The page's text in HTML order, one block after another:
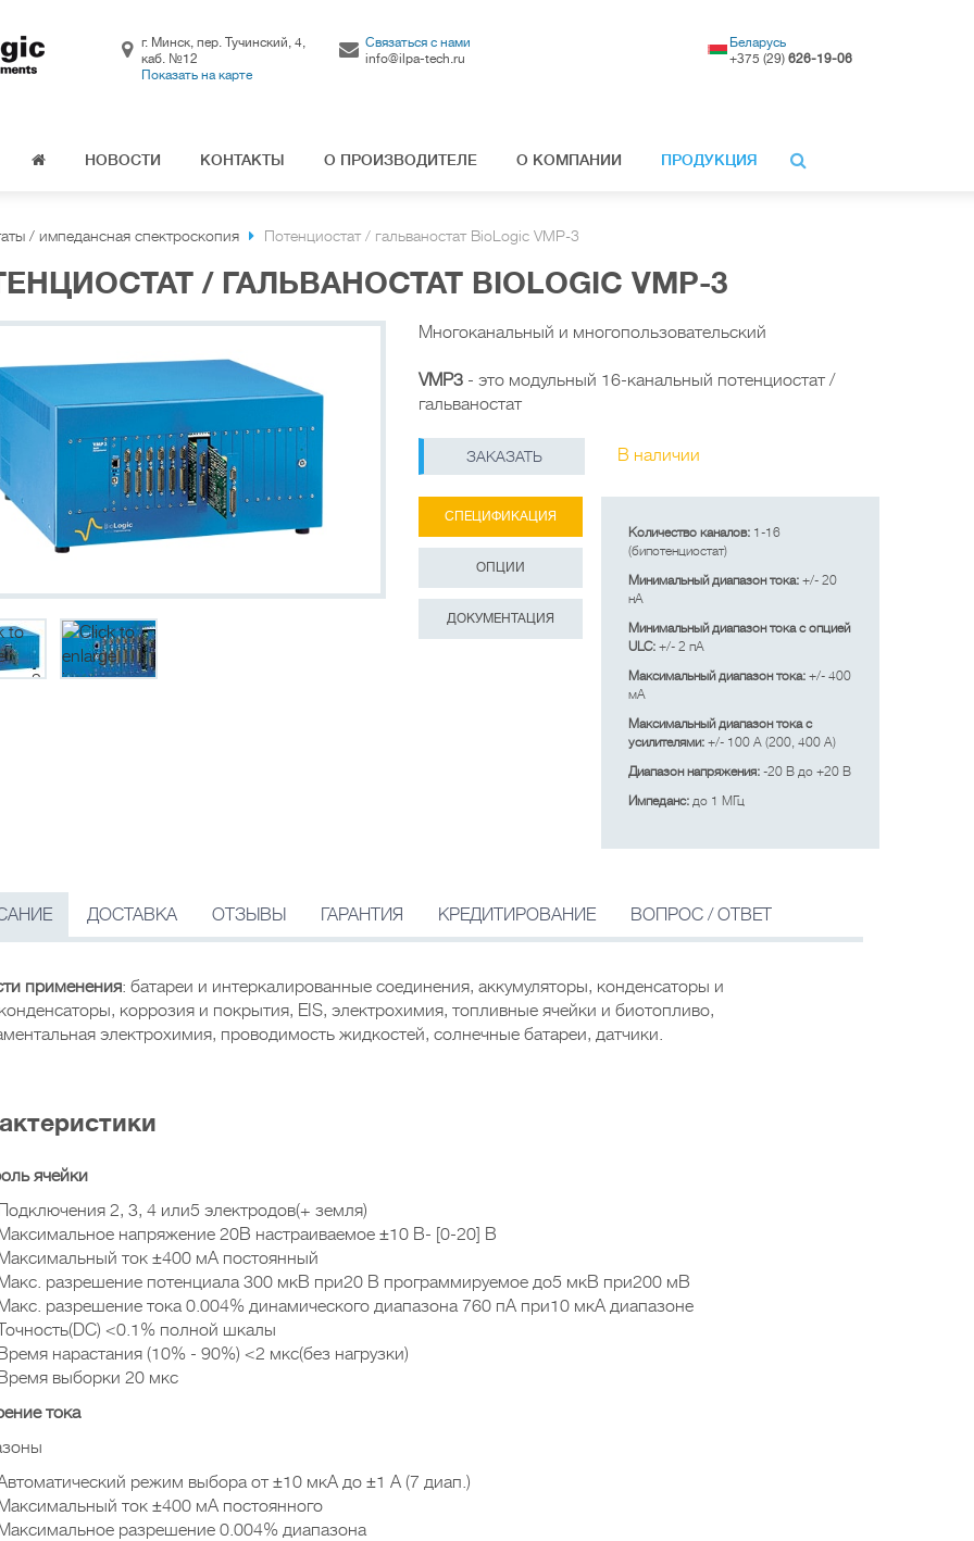
г. Минск, пер. Тучинский, 4,
каб. №12
Показать на карте
Связаться с нами
info@ilpa-tech.ru
Беларусь
+375 (29)626-19-06
НОВОСТИ КОНТАКТЫ О ПРОИЗВОДИТЕЛЕ О КОМПАНИИ ПРОДУКЦИЯ
/ импедансная спектроскопия Потенциостат / гальваностат BioLogic VMP-3
/ ГАЛЬВАНОСТАТ BIOLOGIC VMP-3
Многоканальный и многопользовательский
VMP3 - это модульный 16-канальный потенциостат /
гальваностат
ЗАКАЗАТЬ В наличии
СПЕЦИФИКАЦИЯ
ОПЦИИ
ДОКУМЕНТАЦИЯ
Количество каналов: 1-16
(бипотенциостат)
Минимальный диапазон тока: +/- 20
нА
Минимальный диапазон тока с опцией
ULC: +/- 2 пА
Максимальный диапазон тока: +/- 400
мА
Максимальный диапазон тока с
усилителями: +/- 100 A (200, 400 А)
Диапазон напряжения: -20 В до +20 В
Импеданс: до 1 МГц
ДОСТАВКА ОТЗЫВЫ ГАРАНТИЯ КРЕДИТИРОВАНИЕ ВОПРОС / ОТВЕТ
применения: батареи и интеркалированные соединения, аккумуляторы, конденсаторы и
коррозия и покрытия, EIS, электрохимия, топливные ячейки и биотопливо,
электрохимия, проводимость жидкостей, солнечные батареи, датчики.
ячейки
Подключения 2, 3, 4 или5 электродов(+ земля)
Максимальное напряжение 20В настраиваемое ±10 В- [0-20] В
Максимальный ток ±400 мА постоянный
Макс. разрешение потенциала 300 мкВ при20 В программируемое до5 мкВ при200 мВ
Макс. разрешение тока 0.004% динамического диапазона 760 пА при10 мкА диапазоне
<0.1% полной шкалы
Время нарастания (10% - 90%) <2 мкс(без нагрузки)
Время выборки 20 мкс
тока
режим выбора от ±10 мкА до ±1 A (7 диап.)
Максимальный ток ±400 мА постоянного
Максимальное разрешение 0.004% диапазона